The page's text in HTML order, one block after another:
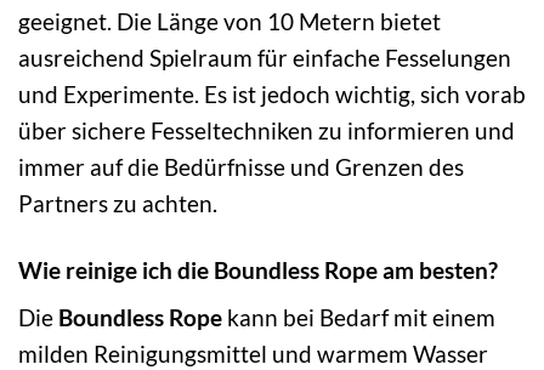
geeignet. Die Länge von 10 Metern bietet
ausreichend Spielraum für einfache Fesselungen
und Experimente. Es ist jedoch wichtig, sich vorab
über sichere Fesseltechniken zu informieren und
immer auf die Bedürfnisse und Grenzen des
Partners zu achten.
Wie reinige ich die Boundless Rope am besten?
Die Boundless Rope kann bei Bedarf mit einem
milden Reinigungsmittel und warmem Wasser